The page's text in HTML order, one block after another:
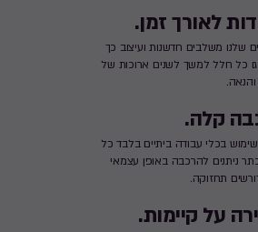
לאורך זמן.
שלנו משלבים חדשנות ועיצוב כך
כל חלל למשך לשנים ארוכות של
קלה.
שימוש בכלי עבודה ביתיים בלבד כל
ניתנים להרכבה באופן עצמאי
תחזוקה.
על קיימות.